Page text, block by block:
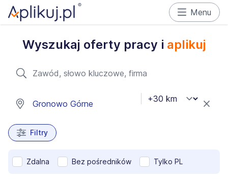
Menu
Wyszukaj oferty pracy i aplikuj
Filtry
Zdalna Bez pośredników Tylko PL